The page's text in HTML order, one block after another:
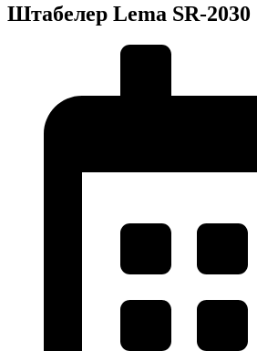
Штабелер Lema SR-2030